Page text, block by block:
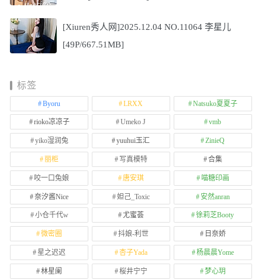
[Xiuren秀人网]2025.12.04 NO.11064 李星儿
[49P/667.51MB]
标签
Byoru LRXX Natsuko夏夏子
rioko凉凉子 Umeko J vmb
yiko湿润兔 yuuhui玉汇 ZinieQ
丽柜 写真模特 合集
咬一口兔娘 唐安琪 喵糖印画
奈汐酱Nice 妲己_Toxic 安然anran
小仓千代w 尤蜜荟 徐莉芝Booty
微密圈 抖娘-利世 日奈娇
星之迟迟 杏子Yada 杨晨晨Yome
林星阑 桜井宁宁 梦心玥